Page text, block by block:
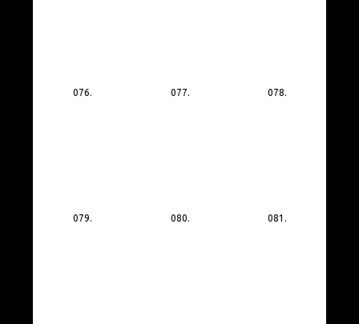
076. 077. 078.
079. 080. 081.